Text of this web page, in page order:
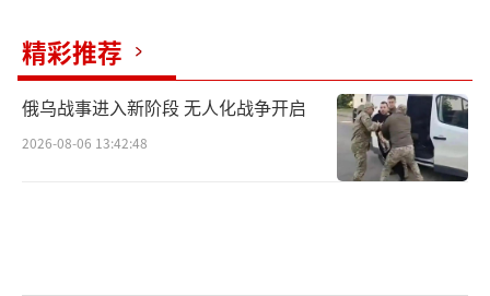
精彩推荐
俄乌战事进入新阶段 无人化战争开启
2026-08-06 13:42:48